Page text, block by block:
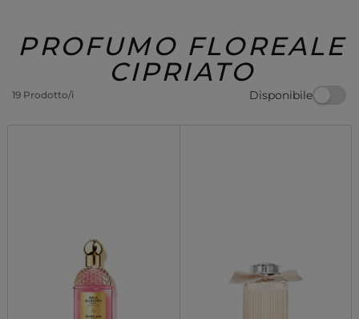
Regalo
PROFUMO FLOREALE
CIPRIATO
19 Prodotto/i Disponibile